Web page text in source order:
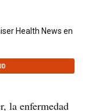
Health News en
la enfermedad